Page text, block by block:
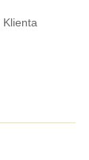
Klienta